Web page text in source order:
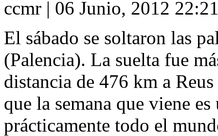
ccmr | 06 Junio, 2012
El sábado se soltaron las
(Palencia). La suelta fue
distancia de 476 km a
que la semana que viene
prácticamente todo el